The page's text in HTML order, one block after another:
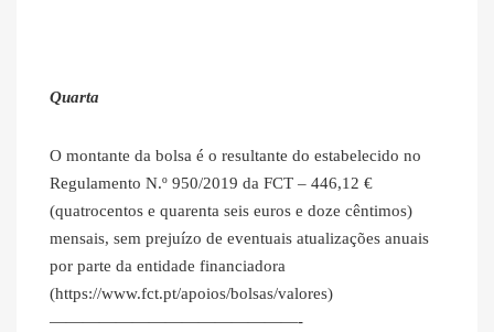
Quarta
O montante da bolsa é o resultante do estabelecido no
Regulamento N.º 950/2019 da FCT – 446,12 €
(quatrocentos e quarenta seis euros e doze cêntimos)
mensais, sem prejuízo de eventuais atualizações anuais
por parte da entidade financiadora
(https://www.fct.pt/apoios/bolsas/valores)
———————————————-